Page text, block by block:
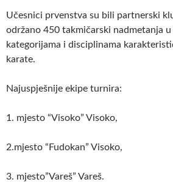
Učesnici prvenstva su bili partnerski
održano 450 takmičarski nadmetanja
kategorijama i disciplinama
karate.
Najuspješnije ekipe turnira:
1. mjesto “Visoko” Visoko,
2.mjesto “Fudokan” Visoko,
3. mjesto”Vareš” Vareš.